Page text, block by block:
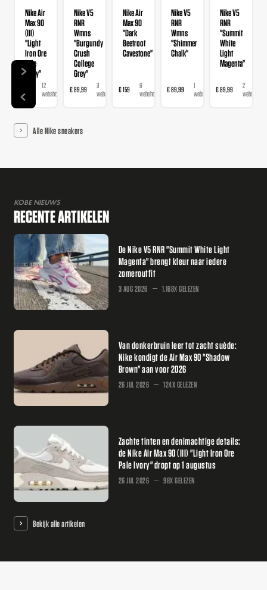
Nike Air
Max 90
(III)
"Light
Iron Ore
Pale
Ivory"
12
webshops
Nike V5
RNR
Wmns
"Burgundy
Crush
College
Grey"
€ 89,99
3
webshops
Nike Air
Max 90
"Dark
Beetroot
Cavestone"
€ 159
6
webshops
Nike V5
RNR
Wmns
"Shimmer
Chalk"
€ 89,99
1
webshop
Nike V5
RNR
"Summit
White
Light
Magenta"
€ 89,99
2
webshops
Alle Nike sneakers
KOBE NIEUWS
RECENTE ARTIKELEN
De Nike V5 RNR "Summit White Light
Magenta" brengt kleur naar iedere
zomeroutfit
3 AUG 2026 1.168X GELEZEN
Van donkerbruin leer tot zacht suède:
Nike kondigt de Air Max 90 "Shadow
Brown" aan voor 2026
26 JUL 2026 124X GELEZEN
Zachte tinten en denimachtige details:
de Nike Air Max 90 (III) "Light Iron Ore
Pale Ivory" dropt op 1 augustus
26 JUL 2026 98X GELEZEN
Bekijk alle artikelen